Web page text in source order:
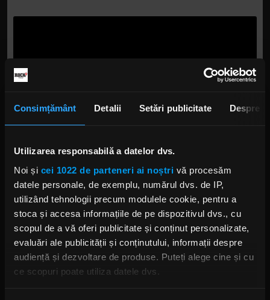
Consimțământ Detalii Setări publicitate Despre
Utilizarea responsabilă a datelor dvs.
Noi și cei 1022 de parteneri ai noștri vă procesăm
datele personale, de exemplu, numărul dvs. de IP,
utilizând tehnologii precum modulele cookie, pentru a
stoca și accesa informațiile de pe dispozitivul dvs., cu
scopul de a vă oferi publicitate și conținut personalizate,
evaluări ale publicității și conținutului, informații despre
audiență și dezvoltare de produse. Puteți alege cine și cu
ce scopuri poate utiliza datele dvs.
Foto:Captură ecran YouTube
, Century Media
Records
OCEANS OF SLUMBER MELODIE NOUA